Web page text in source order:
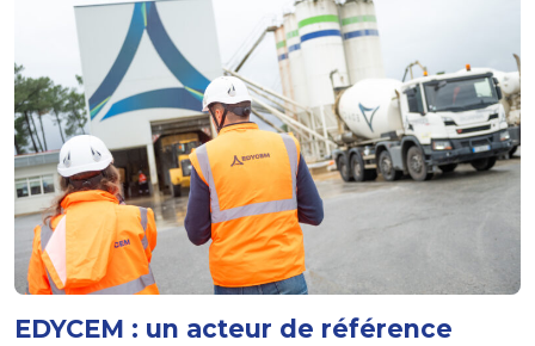
EDYCEM : un acteur de référence